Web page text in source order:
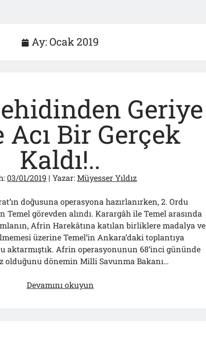
Ay:Ocak 2019
Geriye
Acı Bir Gerçek
Kaldı!..
03/01/2019 | Yazar:Müyesser Yıldız
doğusuna operasyona hazırlanırken, 2. Ordu
Temel görevden alındı. Karargâh ile Temel arasında
Afrin Harekâtına katılan birliklere madalya ve
üzerine Temel’in Ankara’daki toplantıya
aktarmıştık. Afrin operasyonunun 68’inci gününde
olduğunu dönemin Milli Savunma Bakanı…
Devamını okuyun